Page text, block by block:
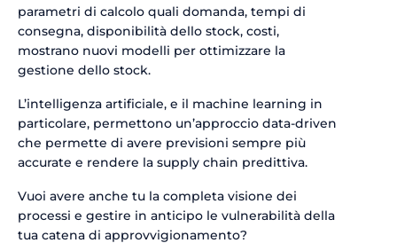
parametri di calcolo quali domanda, tempi di
consegna, disponibilità dello stock, costi,
mostrano nuovi modelli per ottimizzare la
gestione dello stock.
L’intelligenza artificiale, e il machine learning in
particolare, permettono un’approccio data-driven
che permette di avere previsioni sempre più
accurate e rendere la supply chain predittiva.
Vuoi avere anche tu la completa visione dei
processi e gestire in anticipo le vulnerabilità della
tua catena di approvvigionamento?